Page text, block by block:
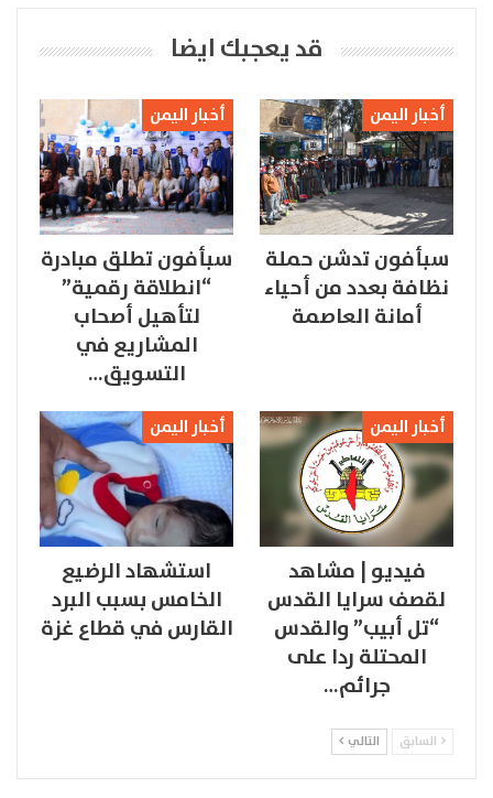
قد يعجبك ايضا
أخبار اليمن
سبأفون تدشن حملة
نظافة بعدد من أحياء
أمانة العاصمة
أخبار اليمن
سبأفون تطلق مبادرة
“انطلاقة رقمية”
لتأهيل أصحاب
المشاريع في
التسويق…
أخبار اليمن
فيديو | مشاهد
لقصف سرايا القدس
“تل أبيب” والقدس
المحتلة ردا على
جرائم…
أخبار اليمن
استشهاد الرضيع
الخامس بسبب البرد
القارس في قطاع غزة
السابق التالي